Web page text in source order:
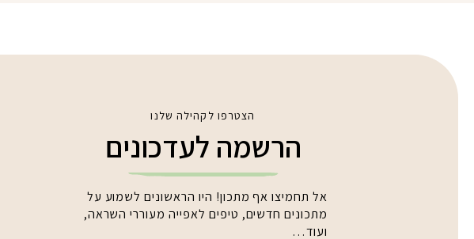
הצטרפו לקהילה שלנו
הרשמה לעדכונים
אל תחמיצו אף מתכון! היו הראשונים לשמוע על
מתכונים חדשים, טיפים לאפייה מעוררי השראה,
ועוד…